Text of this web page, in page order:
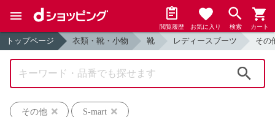
閲覧履歴 お気に入り 検索 カート
トップページ 衣類・靴・小物 靴 レディースブーツ その
その他
S-mart